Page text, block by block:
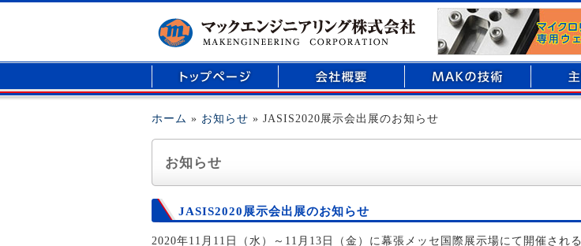
マイクロリアクター、医療用部品の開発、精密部品加工のことなら倉敷市玉島にあるマックエンジ
ホーム » お知らせ » JASIS2020展示会出展のお知らせ
お知らせ
JASIS2020展示会出展のお知らせ
2020年11月11日（水）～11月13日（金）に幕張メッセ国際展示場にて開催され